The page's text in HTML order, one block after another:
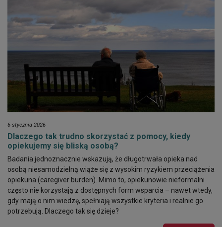
6 stycznia 2026
Dlaczego tak trudno skorzystać z pomocy, kiedy
opiekujemy się bliską osobą?
Badania jednoznacznie wskazują, że długotrwała opieka nad
osobą niesamodzielną wiąże się z wysokim ryzykiem przeciążenia
opiekuna (caregiver burden). Mimo to, opiekunowie nieformalni
często nie korzystają z dostępnych form wsparcia – nawet wtedy,
gdy mają o nim wiedzę, spełniają wszystkie kryteria i realnie go
potrzebują. Dlaczego tak się dzieje?